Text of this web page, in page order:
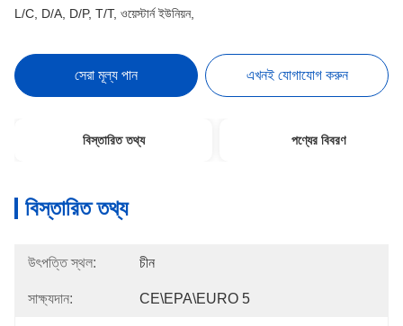
L/C, D/A, D/P, T/T, ওয়েস্টার্ন ইউনিয়ন,
সেরা মূল্য পান এখনই যোগাযোগ করুন
বিস্তারিত তথ্য পণ্যের বিবরণ
বিস্তারিত তথ্য
উৎপত্তি স্থল: চীন
সাক্ষ্যদান: CE\EPA\EURO 5